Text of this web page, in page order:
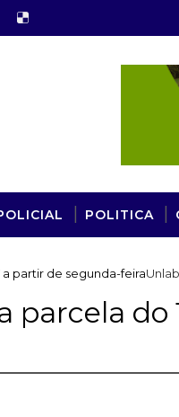
POLITICA
a partir de segunda-feira
parcela do